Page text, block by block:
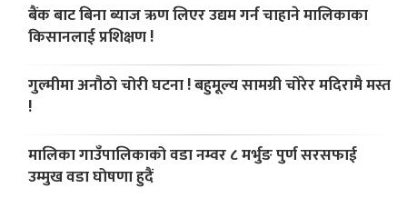
बैंक बाट बिना ब्याज ऋण लिएर उद्यम गर्न चाहाने मालिकाका
किसानलाई प्रशिक्षण !
गुल्मीमा अनौठो चोरी घटना ! बहुमूल्य सामग्री चोरेर मदिरामै मस्त
!
मालिका गाउँपालिकाको वडा नम्वर ८ मर्भुङ पुर्ण सरसफाई
उम्मुख वडा घोषणा हुदैं